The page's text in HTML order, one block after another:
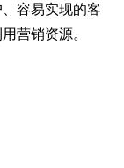
容易实现的客
营销资源。